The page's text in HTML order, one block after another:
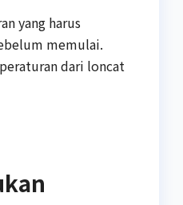
yang harus
memulai.
dari loncat